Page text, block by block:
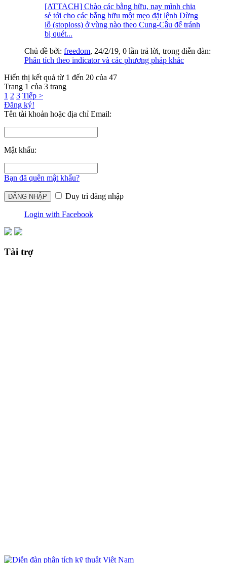
[ATTACH] Chào các bằng hữu, nay mình chia
sẻ tới cho các bằng hữu một mẹo đặt lệnh Dừng
lỗ (stoploss) ở vùng nào theo Cung-Cầu để tránh
bị quét...
Chủ đề bởi: freedom, 24/2/19, 0 lần trả lời, trong diễn đàn:
Phân tích theo indicator và các phương pháp khác
Hiển thị kết quả từ 1 đến 20 của 47
Trang 1 của 3 trang
1 2 3 Tiếp >
Đăng ký!
Tên tài khoản hoặc địa chỉ Email:
Mật khẩu:
Bạn đã quên mật khẩu?
Duy trì đăng nhập
Login with Facebook
Tài trợ